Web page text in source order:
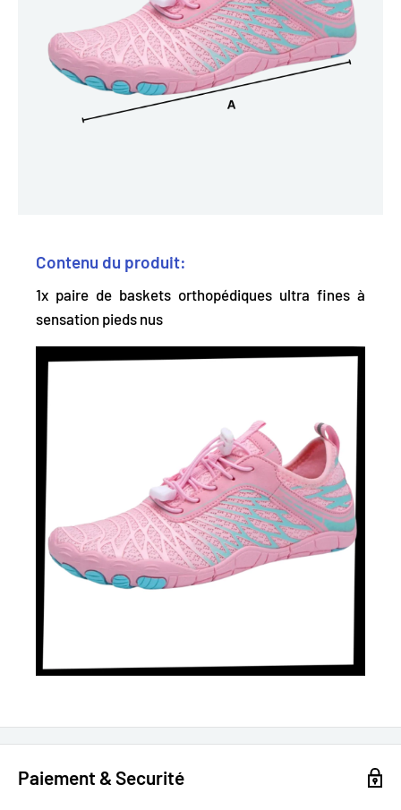
Contenu du produit:
1x paire de baskets orthopédiques ultra fines à
sensation pieds nus
Paiement & Securité